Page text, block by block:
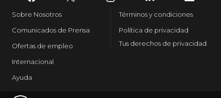
Sobre Nosotros
Comunicados de Prensa
Ofertas de empleo
Internacional
Ayuda
Términos y condiciones
Política de privacidad
Tus derechos de privacidad